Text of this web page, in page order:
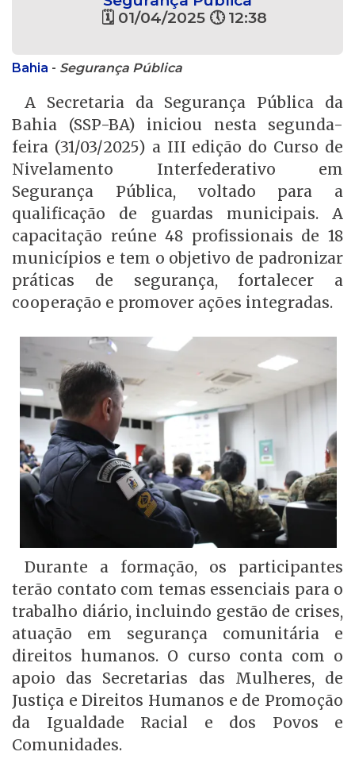
🗓 01/04/2025 🕔 12:38
Bahia - Segurança Pública
A Secretaria da Segurança Pública da
Bahia (SSP-BA) iniciou nesta segunda-
feira (31/03/2025) a III edição do Curso de
Nivelamento Interfederativo em
Segurança Pública, voltado para a
qualificação de guardas municipais. A
capacitação reúne 48 profissionais de 18
municípios e tem o objetivo de padronizar
práticas de segurança, fortalecer a
cooperação e promover ações integradas.
Durante a formação, os participantes
terão contato com temas essenciais para o
trabalho diário, incluindo gestão de crises,
atuação em segurança comunitária e
direitos humanos. O curso conta com o
apoio das Secretarias das Mulheres, de
Justiça e Direitos Humanos e de Promoção
da Igualdade Racial e dos Povos e
Comunidades.